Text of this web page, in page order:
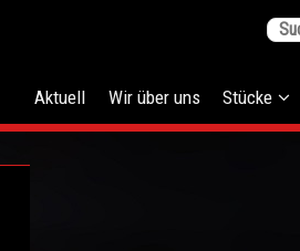
Aktuell Wir über uns Stücke